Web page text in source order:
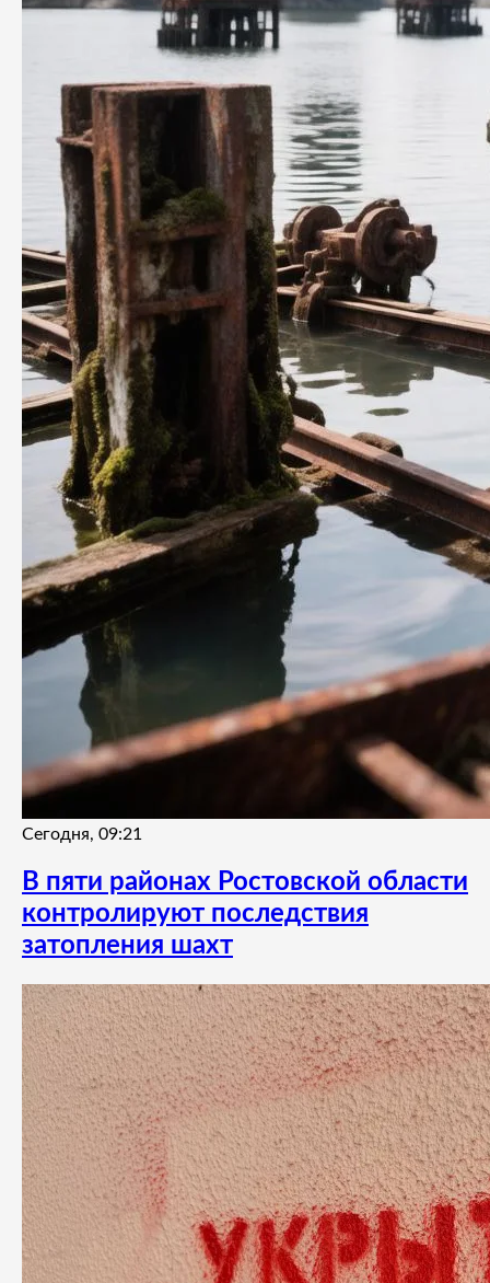
Сегодня, 09:21
В пяти районах Ростовской области
контролируют последствия
затопления шахт